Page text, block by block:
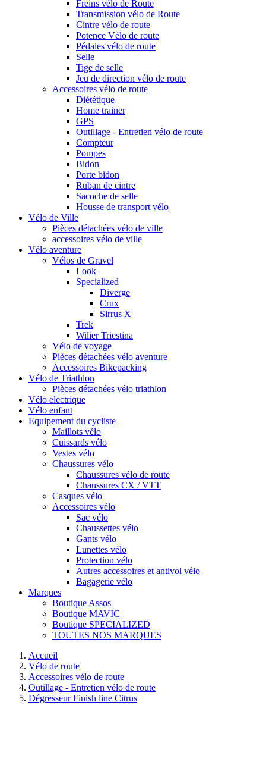
Freins vélo de Route
Transmission vélo de Route
Cintre vélo de route
Potence Vélo de route
Pédales vélo de route
Selle
Tige de selle
Jeu de direction vélo de route
Accessoires vélo de route
Diététique
Home trainer
GPS
Outillage - Entretien vélo de route
Compteur
Pompes
Bidon
Porte bidon
Ruban de cintre
Sacoche de selle
Housse de transport vélo
Vélo de Ville
Pièces détachées vélo de ville
accessoires vélo de ville
Vélo aventure
Vélos de Gravel
Look
Specialized
Diverge
Crux
Sirrus X
Trek
Wilier Triestina
Vélo de voyage
Pièces détachées vélo aventure
Accessoires Bikepacking
Vélo de Triathlon
Pièces détachées vélo triathlon
Vélo electrique
Vélo enfant
Equipement du cycliste
Maillots vélo
Cuissards vélo
Vestes vélo
Chaussures vélo
Chaussures vélo de route
Chaussures CX / VTT
Casques vélo
Accessoires vélo
Sac vélo
Chaussettes vélo
Gants vélo
Lunettes vélo
Protection vélo
Autres accessoires et antivol vélo
Bagagerie vélo
Marques
Boutique Assos
Boutique MAVIC
Boutique SPECIALIZED
TOUTES NOS MARQUES
Accueil
Vélo de route
Accessoires vélo de route
Outillage - Entretien vélo de route
Dégresseur Finish line Citrus